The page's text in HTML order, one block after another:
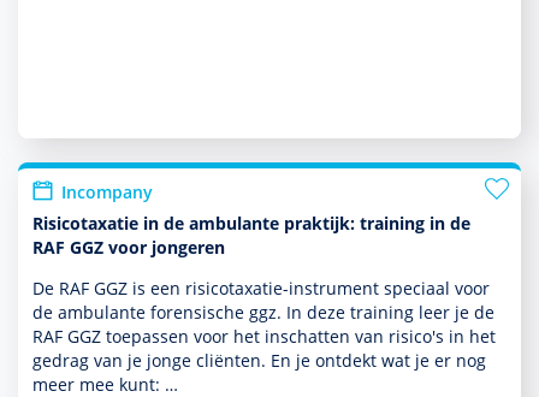
Incompany
Risicotaxatie in de ambulante praktijk: training in de
RAF GGZ voor jongeren
De RAF GGZ is een risicotaxatie-instrument speciaal voor
de ambu­lante foren­sische ggz. In deze training leer je de
RAF GGZ toe­pas­sen voor het inschatten van risico's in het
gedrag van je jonge cliënten. En je ontdekt wat je er nog
meer mee kunt: …